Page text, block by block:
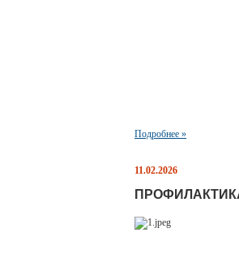
Подробнее »
11.02.2026